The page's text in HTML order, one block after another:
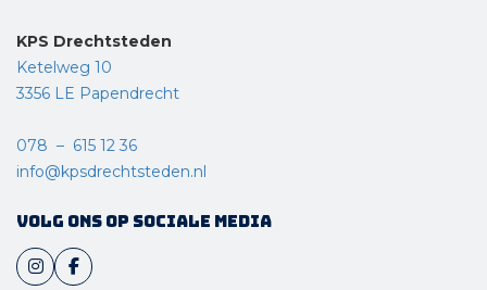
KPS Drechtsteden
Ketelweg 10
3356 LE Papendrecht
078 – 615 12 36
info@kpsdrechtsteden.nl
Volg ons op sociale media